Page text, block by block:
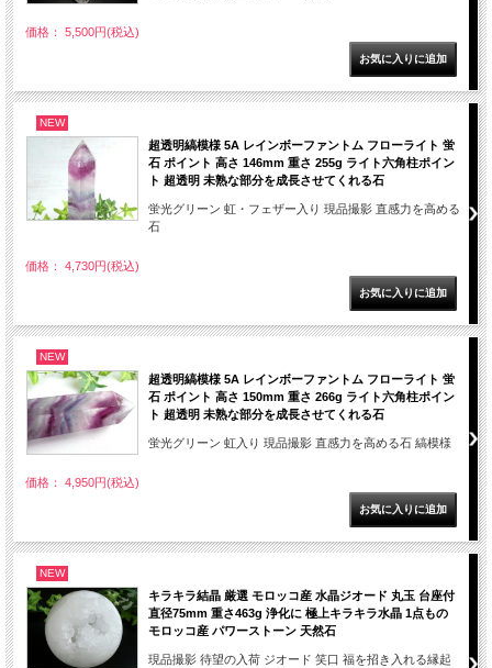
価格： 5,500円(税込)
NEW
超透明縞模様 5A レインボーファントム フローライト 蛍
石 ポイント 高さ 146mm 重さ 255g ライト六角柱ポイン
ト 超透明 未熟な部分を成長させてくれる石
蛍光グリーン 虹・フェザー入り 現品撮影 直感力を高める
石
価格： 4,730円(税込)
NEW
超透明縞模様 5A レインボーファントム フローライト 蛍
石 ポイント 高さ 150mm 重さ 266g ライト六角柱ポイン
ト 超透明 未熟な部分を成長させてくれる石
蛍光グリーン 虹入り 現品撮影 直感力を高める石 縞模様
価格： 4,950円(税込)
NEW
キラキラ結晶 厳選 モロッコ産 水晶ジオード 丸玉 台座付
直径75mm 重さ463g 浄化に 極上キラキラ水晶 1点もの
モロッコ産 パワーストーン 天然石
現品撮影 待望の入荷 ジオード 笑口 福を招き入れる縁起